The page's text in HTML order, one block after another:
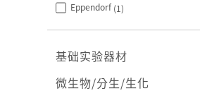
Eppendorf (1)
基础实验器材
微生物/分生/生化